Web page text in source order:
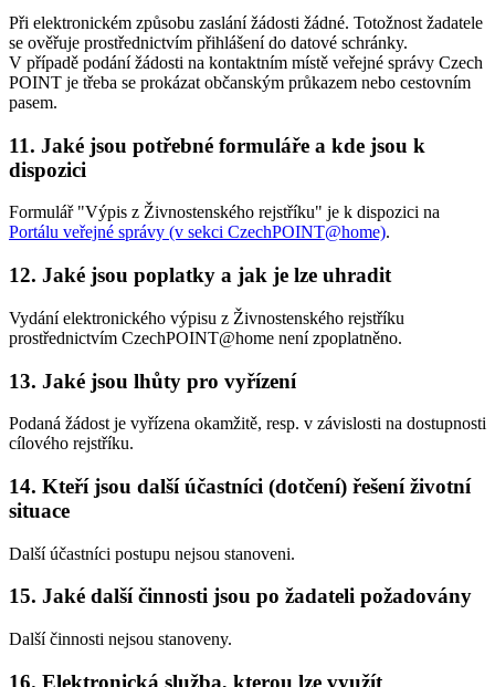
Při elektronickém způsobu zaslání žádosti žádné. Totožnost žadatele
se ověřuje prostřednictvím přihlášení do datové schránky.
V případě podání žádosti na kontaktním místě veřejné správy Czech
POINT je třeba se prokázat občanským průkazem nebo cestovním
pasem.
11. Jaké jsou potřebné formuláře a kde jsou k
dispozici
Formulář "Výpis z Živnostenského rejstříku" je k dispozici na
Portálu veřejné správy (v sekci CzechPOINT@home).
12. Jaké jsou poplatky a jak je lze uhradit
Vydání elektronického výpisu z Živnostenského rejstříku
prostřednictvím CzechPOINT@home není zpoplatněno.
13. Jaké jsou lhůty pro vyřízení
Podaná žádost je vyřízena okamžitě, resp. v závislosti na dostupnosti
cílového rejstříku.
14. Kteří jsou další účastníci (dotčení) řešení životní
situace
Další účastníci postupu nejsou stanoveni.
15. Jaké další činnosti jsou po žadateli požadovány
Další činnosti nejsou stanoveny.
16. Elektronická služba, kterou lze využít